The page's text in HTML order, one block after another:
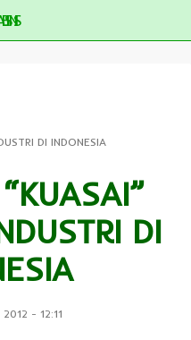
DI INDONESIA
DI
- 12:11